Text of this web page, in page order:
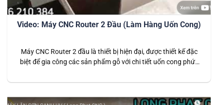
Video: Máy CNC Router 2 Đầu (Làm Hàng Uốn Cong)
Máy CNC Router 2 đầu là thiết bị hiện đại, được thiết kế đặc
biệt để gia công các sản phẩm gỗ với chi tiết uốn cong phức
năng suất mà còn đảm bảo độ chính xác cao trong các sản